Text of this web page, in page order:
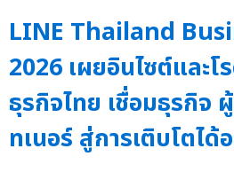
LINE Thailand
2026 เผยอินไซต์และ
ธุรกิจไทย เชื่อมธุรกิจ
ทเนอร์ สู่การเติบโตได้